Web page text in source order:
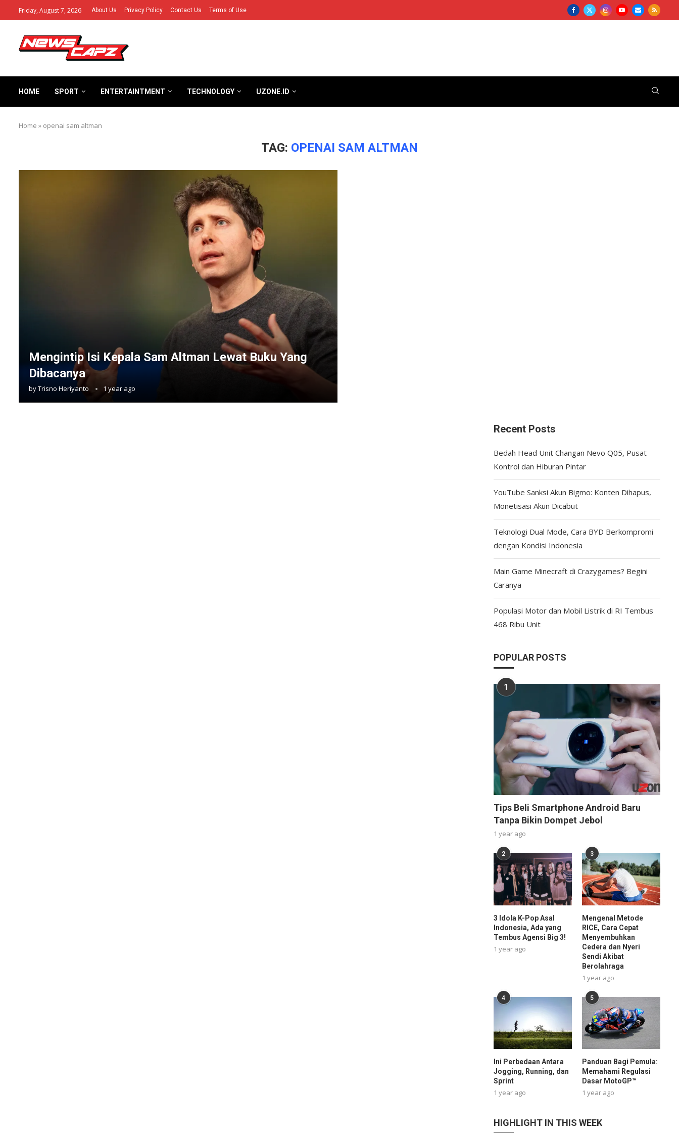
Friday, August 7, 2026 About Us Privacy Policy Contact Us Terms of Use
HOME SPORT ENTERTAINTMENT TECHNOLOGY UZONE.ID
Home » openai sam altman
TAG: OPENAI SAM ALTMAN
Mengintip Isi Kepala Sam Altman Lewat Buku Yang
Dibacanya
byTrisno Heriyanto 1 year ago
Recent Posts
Bedah Head Unit Changan Nevo Q05, Pusat
Kontrol dan Hiburan Pintar
YouTube Sanksi Akun Bigmo: Konten Dihapus,
Monetisasi Akun Dicabut
Teknologi Dual Mode, Cara BYD Berkompromi
dengan Kondisi Indonesia
Main Game Minecraft di Crazygames? Begini
Caranya
Populasi Motor dan Mobil Listrik di RI Tembus
468 Ribu Unit
POPULAR POSTS
1
Tips Beli Smartphone Android Baru
Tanpa Bikin Dompet Jebol
1 year ago
2
3 Idola K-Pop Asal
Indonesia, Ada yang
Tembus Agensi Big 3!
1 year ago
3
Mengenal Metode
RICE, Cara Cepat
Menyembuhkan
Cedera dan Nyeri
Sendi Akibat
Berolahraga
1 year ago
4
Ini Perbedaan Antara
Jogging, Running, dan
Sprint
1 year ago
5
Panduan Bagi Pemula:
Memahami Regulasi
Dasar MotoGP™
1 year ago
HIGHLIGHT IN THIS WEEK